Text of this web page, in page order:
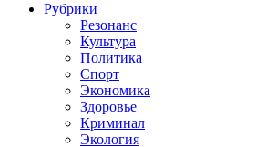
Рубрики
Резонанс
Культура
Политика
Спорт
Экономика
Здоровье
Криминал
Экология